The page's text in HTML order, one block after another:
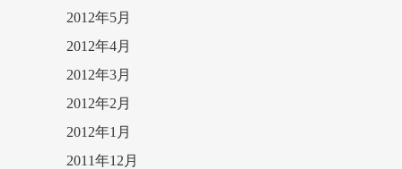
2012年5月
2012年4月
2012年3月
2012年2月
2012年1月
2011年12月